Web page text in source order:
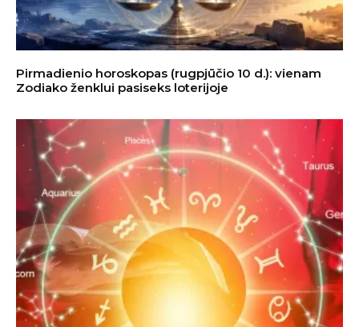
Pirmadienio horoskopas (rugpjūčio 10 d.): vienam
Zodiako ženklui pasiseks loterijoje